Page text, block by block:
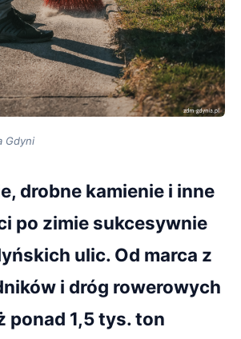
Gdyni
drobne kamienie i inne
po zimie sukcesywnie
ulic. Od marca z
i dróg rowerowych
ponad 1,5 tys. ton